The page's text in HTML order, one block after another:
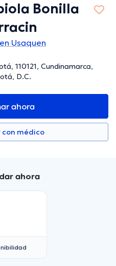
Bonilla
Usaquen
110121, Cundinamarca,
D.C.
ahora
con médico
ahora